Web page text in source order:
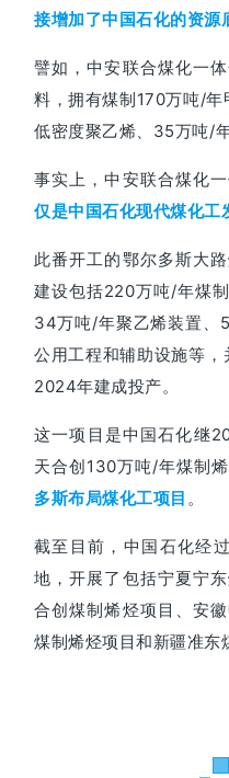
接增加了中国石化的资源
譬如，中安联合煤化一
料，拥有煤制170万吨/
低密度聚乙烯、35万吨/
事实上，中安联合煤化
仅是中国石化现代煤化工
此番开工的鄂尔多斯大
建设包括220万吨/年煤
34万吨/年聚乙烯装置、
公用工程和辅助设施等
2024年建成投产。
这一项目是中国石化继
天合创130万吨/年煤制
多斯布局煤化工项目 。
截至目前，中国石化经
地，开展了包括宁夏宁
合创煤制烯烃项目、安
煤制烯烃项目和新疆准东